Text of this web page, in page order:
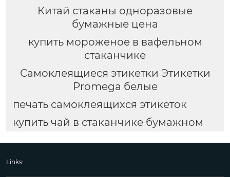
Китай стаканы одноразовые
бумажные цена
купить мороженое в вафельном
стаканчике
Самоклеящиеся этикетки Этикетки
Promega белые
печать самоклеящихся этикеток
купить чай в стаканчике бумажном
Links: